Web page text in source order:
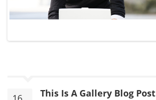
This Is A Gallery Blog Post